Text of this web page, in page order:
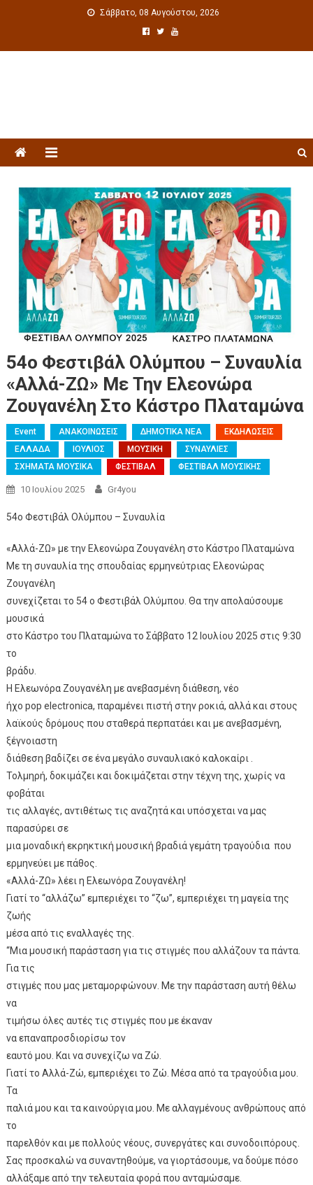
Σάββατο, 08 Αυγούστου, 2026
54ο Φεστιβάλ Ολύμπου – Συναυλία
«Αλλά-ΖΩ» Με Την Ελεονώρα
Ζουγανέλη Στο Κάστρο Πλαταμώνα
Event ΑΝΑΚΟΙΝΩΣΕΙΣ ΔΗΜΟΤΙΚΑ ΝΕΑ
ΕΚΔΗΛΩΣΕΙΣ
ΕΛΛΑΔΑ
ΙΟΥΛΙΟΣ ΜΟΥΣΙΚΗ
ΣΥΝΑΥΛΙΕΣ
ΣΧΗΜΑΤΑ ΜΟΥΣΙΚΑ
ΦΕΣΤΙΒΑΛ ΦΕΣΤΙΒΑΛ ΜΟΥΣΙΚΗΣ
10 Ιουλίου 2025 Gr4you
54ο Φεστιβάλ Ολύμπου – Συναυλία
«Αλλά-ΖΩ» με την Ελεονώρα Ζουγανέλη στο Κάστρο Πλαταμώνα
Με τη συναυλία της σπουδαίας ερμηνεύτριας Ελεονώρας
Ζουγανέλη
συνεχίζεται το 54 ο Φεστιβάλ Ολύμπου. Θα την απολαύσουμε
μουσικά
στο Κάστρο του Πλαταμώνα το Σάββατο 12 Ιουλίου 2025 στις 9:30
το
βράδυ.
Η Ελεωνόρα Ζουγανέλη με ανεβασμένη διάθεση, νέο
ήχο pop electronica, παραμένει πιστή στην ροκιά, αλλά και στους
λαϊκούς δρόμους που σταθερά περπατάει και με ανεβασμένη,
ξέγνοιαστη
διάθεση βαδίζει σε ένα μεγάλο συναυλιακό καλοκαίρι .
Τολμηρή, δοκιμάζει και δοκιμάζεται στην τέχνη της, χωρίς να
φοβάται
τις αλλαγές, αντιθέτως τις αναζητά και υπόσχεται να μας
παρασύρει σε
μια μοναδική εκρηκτική μουσική βραδιά γεμάτη τραγούδια που
ερμηνεύει με πάθος.
«Αλλά-ΖΩ» λέει η Ελεωνόρα Ζουγανέλη!
Γιατί το “αλλάζω” εμπεριέχει το “ζω”, εμπεριέχει τη μαγεία της
ζωής
μέσα από τις εναλλαγές της.
“Μια μουσική παράσταση για τις στιγμές που αλλάζουν τα πάντα.
Για τις
στιγμές που μας μεταμορφώνουν. Με την παράσταση αυτή θέλω
να
τιμήσω όλες αυτές τις στιγμές που με έκαναν
να επαναπροσδιορίσω τον
εαυτό μου. Και να συνεχίζω να Ζώ.
Γιατί το Αλλά-Ζώ, εμπεριέχει το Ζώ. Μέσα από τα τραγούδια μου.
Τα
παλιά μου και τα καινούργια μου. Με αλλαγμένους ανθρώπους από
το
παρελθόν και με πολλούς νέους, συνεργάτες και συνοδοιπόρους.
Σας προσκαλώ να συναντηθούμε, να γιορτάσουμε, να δούμε πόσο
αλλάξαμε από την τελευταία φορά που ανταμώσαμε.